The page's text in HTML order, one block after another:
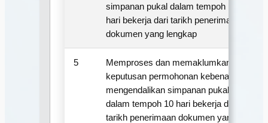
simpanan pukal dalam tempoh 10
hari bekerja dari tarikh penerimaan
dokumen yang lengkap
5
Memproses dan memaklumkan
keputusan permohonan kebenaran
mengendalikan simpanan pukal
dalam tempoh 10 hari bekerja dari
tarikh penerimaan dokumen yang